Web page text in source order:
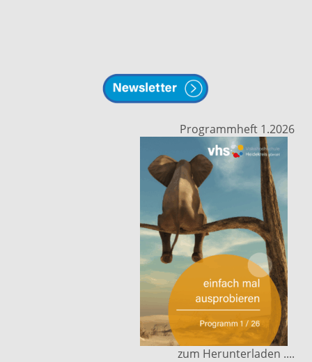
Programmheft 1.2026
zum Herunterladen ....